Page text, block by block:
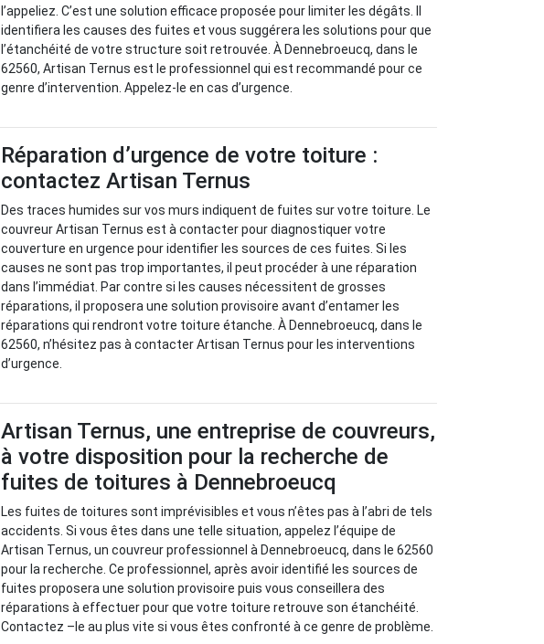
l’appeliez. C’est une solution efficace proposée pour limiter les dégâts. Il
identifiera les causes des fuites et vous suggérera les solutions pour que
l’étanchéité de votre structure soit retrouvée. À Dennebroeucq, dans le
62560, Artisan Ternus est le professionnel qui est recommandé pour ce
genre d’intervention. Appelez-le en cas d’urgence.
Réparation d’urgence de votre toiture :
contactez Artisan Ternus
Des traces humides sur vos murs indiquent de fuites sur votre toiture. Le
couvreur Artisan Ternus est à contacter pour diagnostiquer votre
couverture en urgence pour identifier les sources de ces fuites. Si les
causes ne sont pas trop importantes, il peut procéder à une réparation
dans l’immédiat. Par contre si les causes nécessitent de grosses
réparations, il proposera une solution provisoire avant d’entamer les
réparations qui rendront votre toiture étanche. À Dennebroeucq, dans le
62560, n’hésitez pas à contacter Artisan Ternus pour les interventions
d’urgence.
Artisan Ternus, une entreprise de couvreurs,
à votre disposition pour la recherche de
fuites de toitures à Dennebroeucq
Les fuites de toitures sont imprévisibles et vous n’êtes pas à l’abri de tels
accidents. Si vous êtes dans une telle situation, appelez l’équipe de
Artisan Ternus, un couvreur professionnel à Dennebroeucq, dans le 62560
pour la recherche. Ce professionnel, après avoir identifié les sources de
fuites proposera une solution provisoire puis vous conseillera des
réparations à effectuer pour que votre toiture retrouve son étanchéité.
Contactez –le au plus vite si vous êtes confronté à ce genre de problème.